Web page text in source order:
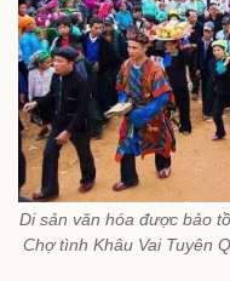
Di sản văn hóa được bảo
Chợ tình Khâu Vai Tuyên